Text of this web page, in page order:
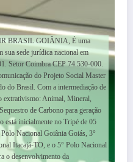
BRASIL GOIÂNIA, É uma
sua sede jurídica nacional em
Setor Coimbra CEP 74.530-000.
do Projeto Social Master
do Brasil. Com a intermediação de
extrativismo: Animal, Mineral,
de Carbono para geração
está inicialmente no Tripé de 05
Nacional Goiânia Goiás, 3°
Itacajá-TO, e o 5° Polo Nacional
o desenvolvimento da